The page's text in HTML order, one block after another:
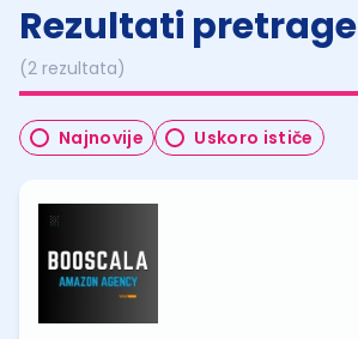
Rezultati pretrage
(2 rezultata)
Najnovije Uskoro ističe